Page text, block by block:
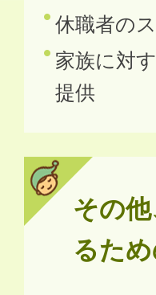
休職者の
家族に対
提供
その
るた